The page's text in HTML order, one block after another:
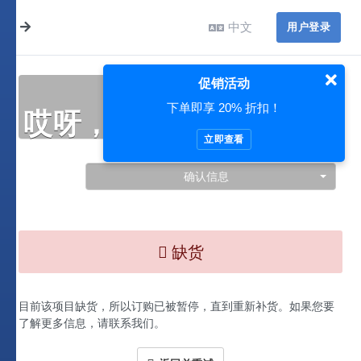
中文 用户登录
哎呀，此处出现了问题…
确认信息
缺货
目前该项目缺货，所以订购已被暂停，直到重新补货。如果您要
了解更多信息，请联系我们。
促销活动
下单即享 20% 折扣！
立即查看